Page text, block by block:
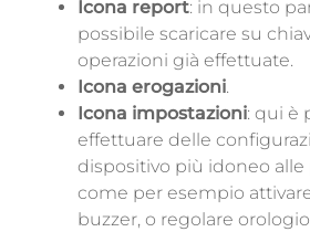
Icona report: in questo
possibile scaricare su
operazioni già effettuate.
Icona erogazioni.
Icona impostazioni: qui è
effettuare delle
dispositivo più idoneo
come per esempio
buzzer, o regolare